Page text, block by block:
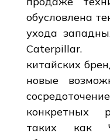
обусловлена
ухода
Caterpillar.
китайских
новые
конкретных
таких как